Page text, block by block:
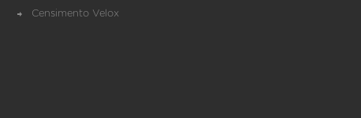
Censimento Velox